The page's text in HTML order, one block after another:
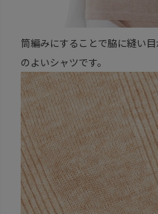
筒編みにすることで脇に縫い
のよいシャツです。